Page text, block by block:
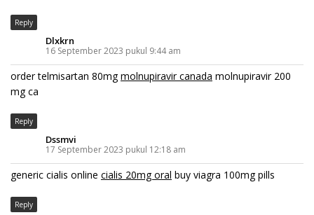
Reply
Dlxkrn
16 September 2023 pukul 9:44 am
order telmisartan 80mgmolnupiravir canada molnupiravir 200
mg ca
Reply
Dssmvi
17 September 2023 pukul 12:18 am
generic cialis online cialis 20mg oral buy viagra 100mg pills
Reply